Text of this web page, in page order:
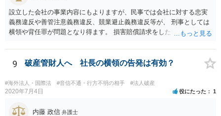
設立した会社の事業内容にもよりますが、民事では会社に対する忠実
義務違反や善管注意義務違反、競業避止義務違反等が、 刑事としては
横領や背任罪が問題となり得ます。 損害賠償請求をしたいのか、刑事
等、ご希望によって進め方や必要な証拠が変わってきますので、速や
かにお近くの法律事務所に直接ご相談いただくことをおすすめいたし
9 破産管財人へ 社長の横領の告発は有効？
#海外法人・国際法 #音信不通・行方不明の相手 #法人破産
2020年7月4日 役にたった 1
内藤 政信 弁護士